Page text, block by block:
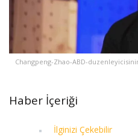
Changpeng-Zhao-ABD-
Haber İçeriği
İlginizi Çekebilir